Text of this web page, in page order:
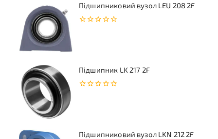
Підшипниковий вузол LEU 208 2F
Підшипник LK 217 2F
Підшипниковий вузол LKN 212 2F